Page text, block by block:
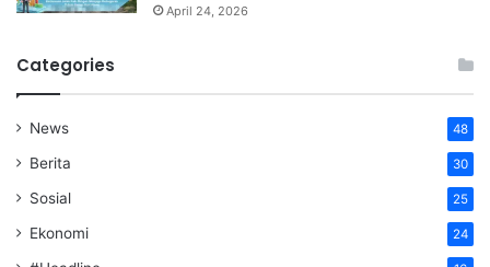
April 24, 2026
Categories
News 48
Berita 30
Sosial 25
Ekonomi 24